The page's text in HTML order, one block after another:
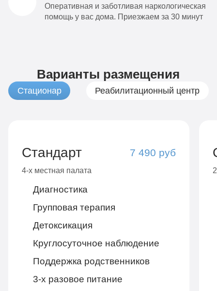
Оперативная и заботливая наркологическая
помощь у вас дома. Приезжаем за 30 минут
Варианты размещения
Стационар Реабилитационный центр
Стандарт 7 490 руб
4-х местная палата
Диагностика
Групповая терапия
Детоксикация
Круглосуточное наблюдение
Поддержка родственников
3-х разовое питание